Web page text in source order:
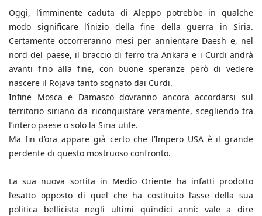
Oggi, l’imminente caduta di Aleppo potrebbe in qualche
modo significare l’inizio della fine della guerra in Siria.
Certamente occorreranno mesi per annientare Daesh e, nel
nord del paese, il braccio di ferro tra Ankara e i Curdi andrà
avanti fino alla fine, con buone speranze però di vedere
nascere il Rojava tanto sognato dai Curdi.
Infine Mosca e Damasco dovranno ancora accordarsi sul
territorio siriano da riconquistare veramente, scegliendo tra
l’intero paese o solo la Siria utile.
Ma fin d’ora appare già certo che l’Impero USA è il grande
perdente di questo mostruoso confronto.
La sua nuova sortita in Medio Oriente ha infatti prodotto
l’esatto opposto di quel che ha costituito l’asse della sua
politica bellicista negli ultimi quindici anni: vale a dire